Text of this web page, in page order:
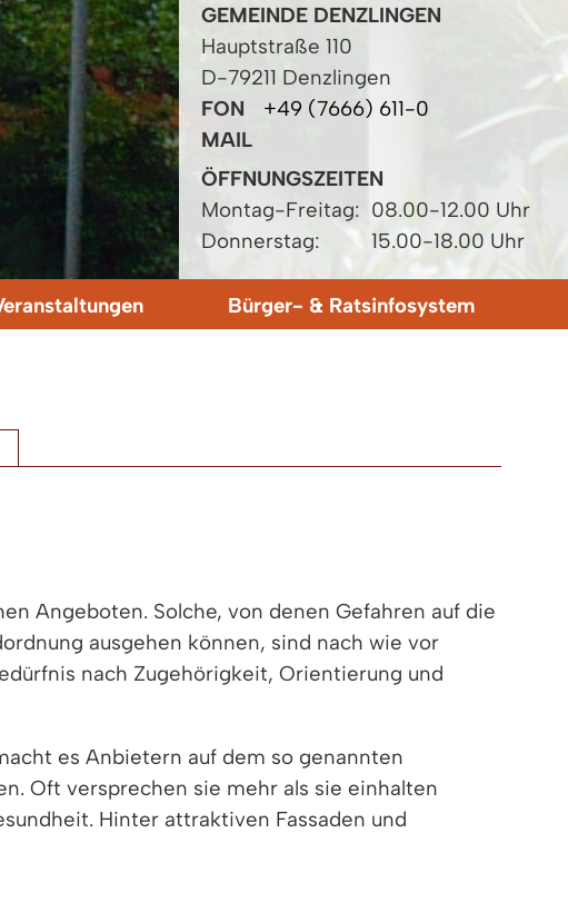
GEMEINDE DENZLINGEN
Hauptstraße 110
D-79211 Denzlingen
FON
+49 (7666) 611-0
MAIL
ÖFFNUNGSZEITEN
Montag-Freitag: 08.00-12.00 Uhr
Donnerstag:
15.00-18.00 Uhr
Bürger- & Ratsinfosystem
Angeboten. Solche, von denen Gefahren auf die
ausgehen können, sind nach wie vor
nach Zugehörigkeit, Orientierung und
es Anbietern auf dem so genannten
Oft versprechen sie mehr als sie einhalten
Hinter attraktiven Fassaden und